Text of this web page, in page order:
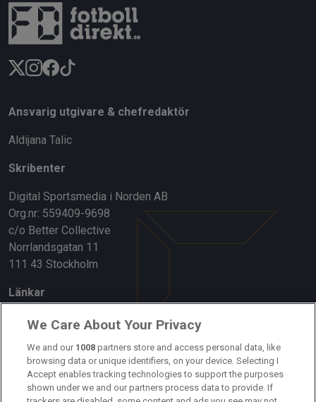
Ansvarig utgivare & chefredaktör
Aldijana Talic
Skribenter
Digital Sportsmedia i Norden AB
Org.nr: 559409-9698
c/o Better Collective
Norrlandsgatan 11
111 43 Stockholm
Länkar
Om oss
Kontakta oss
Kundtjänst
We Care About Your Privacy
We and our 1008 partners store and access personal data, like
browsing data or unique identifiers, on your device. Selecting I
Accept enables tracking technologies to support the purposes
shown under we and our partners process data to provide. If